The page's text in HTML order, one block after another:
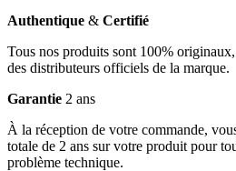
Authentique & Certifié
Tous nos produits sont 100%
des distributeurs officiels de la marque.
Garantie 2 ans
À la réception de votre commande,
totale de 2 ans sur votre produit pour
problème technique.